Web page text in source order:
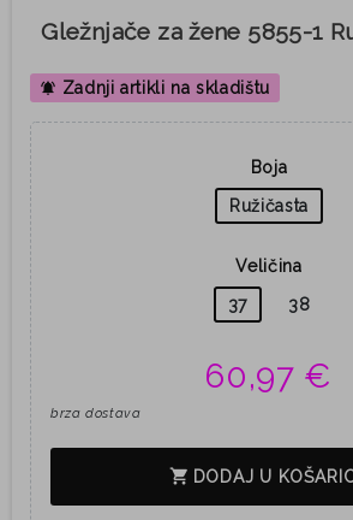
Gležnjače za žene 5855-1
notifications_active Zadnji artikli na skladištu
Boja
Ružičasta
Veličina
37
38
60,97 €
brza dostava
shopping_cart DODAJ U